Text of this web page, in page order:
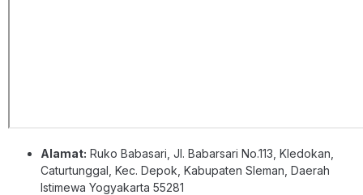
Alamat: Ruko Babasari, Jl. Babarsari No.113, Kledokan,
Caturtunggal, Kec. Depok, Kabupaten Sleman, Daerah
Istimewa Yogyakarta 55281